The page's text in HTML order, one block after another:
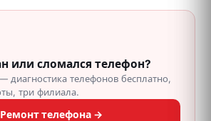
или сломался телефон?
диагностика телефонов бесплатно,
три филиала.
Ремонт телефона →